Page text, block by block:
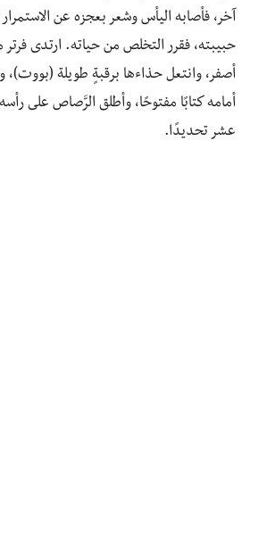
آخر، فأصابه اليأس وشعر بعجزه عن
حبيبته، فقرر التخلص من حياته. ارتدى فرتر
أصفر، وانتعل حذاءها برقبةٍ طويلة
أمامه كتابًا مفتوحًا، وأطلق الرَّصاص على
عشر تحديدًا.